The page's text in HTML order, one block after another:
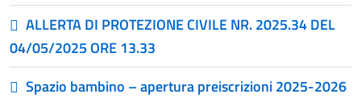
ALLERTA DI PROTEZIONE CIVILE NR. 2025.34 DEL
04/05/2025 ORE 13.33
Spazio bambino – apertura preiscrizioni 2025-2026